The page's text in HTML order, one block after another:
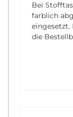
Bei
farblich
eingesetzt.
die